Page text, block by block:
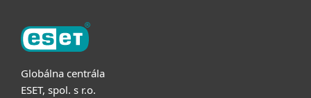
Globálna centrála
ESET, spol. s r.o.